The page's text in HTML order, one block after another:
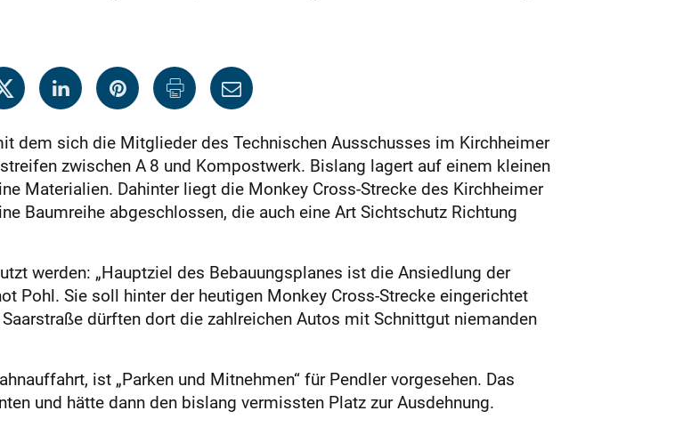
dem sich die Mitglieder des Technischen Ausschusses im Kirchheimer
zwischen A 8 und Kompostwerk. Bislang lagert auf einem kleinen
Materialien. Dahinter liegt die Monkey Cross-Strecke des Kirchheimer
Baumreihe abgeschlossen, die auch eine Art Sichtschutz Richtung
werden: „Hauptziel des Bebauungsplanes ist die Ansiedlung der
Pohl. Sie soll hinter der heutigen Monkey Cross-Strecke eingerichtet
dürften dort die zahlreichen Autos mit Schnittgut niemanden
ist „Parken und Mitnehmen“ für Pendler vorgesehen. Das
und hätte dann den bislang vermissten Platz zur Ausdehnung.